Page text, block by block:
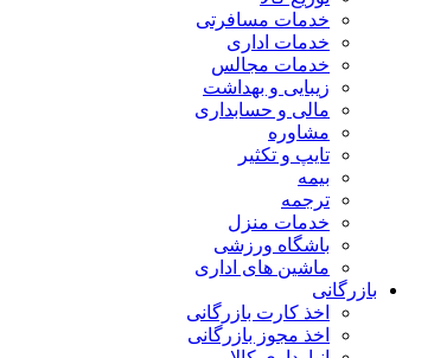
خدمات مسافرتی
خدمات اداری
خدمات مجالس
زیبایی و بهداشت
مالی و حسابداری
مشاوره
تایپ و تکثیر
بیمه
ترجمه
خدمات منزل
باشگاه ورزشی
ماشین های اداری
بازرگانی
اخذ کارت بازرگانی
اخذ مجوز بازرگانی